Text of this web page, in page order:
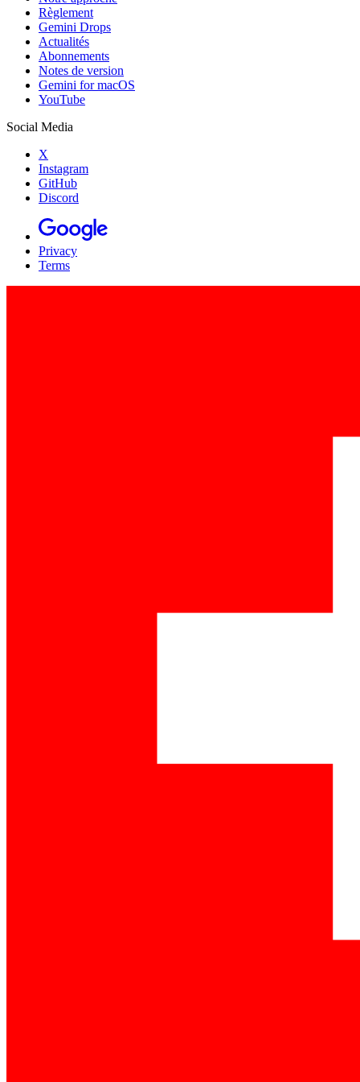
Règlement
Gemini Drops
Actualités
Abonnements
Notes de version
Gemini for macOS
YouTube
Social Media
X
Instagram
GitHub
Discord
Privacy
Terms